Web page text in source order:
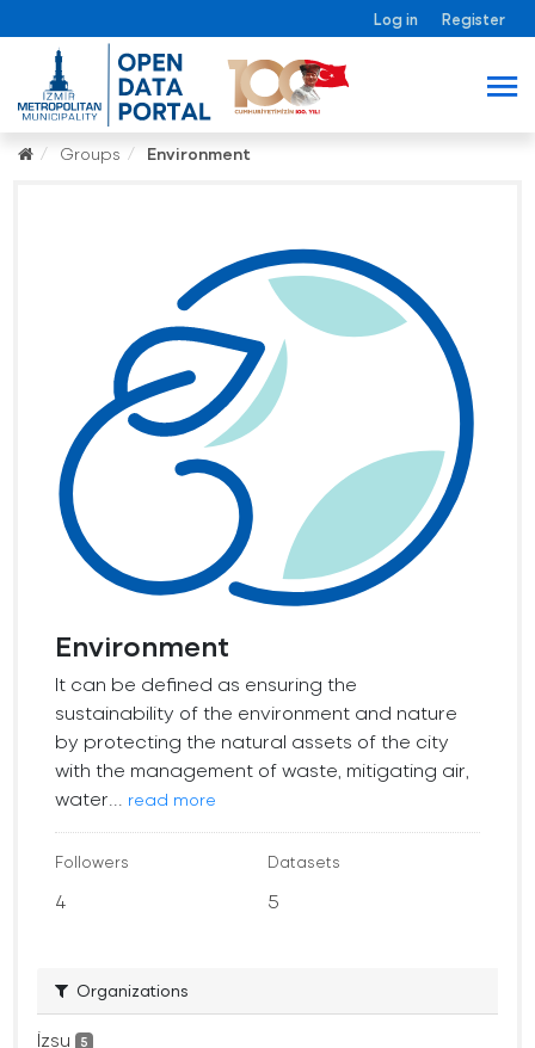
Log in Register
Groups Environment
Environment
It can be defined as ensuring the
sustainability of the environment and nature
by protecting the natural assets of the city
with the management of waste, mitigating air,
water...
read more
Followers
4
Datasets
5
Organizations
İzsu 5